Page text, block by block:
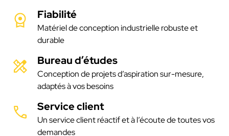
Fiabilité
Matériel de conception industrielle robuste et
durable
Bureau d’études
Conception de projets d’aspiration sur-mesure,
adaptés à vos besoins
Service client
Un service client réactif et à l’écoute de toutes vos
demandes